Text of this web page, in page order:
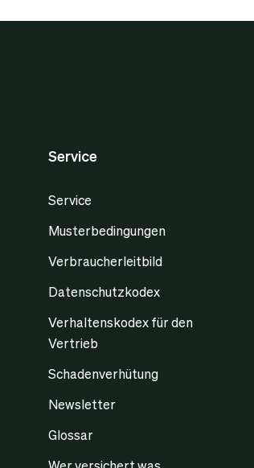
Service
Service
Musterbedingungen
Verbraucherleitbild
Datenschutzkodex
Verhaltenskodex für den
Vertrieb
Schadenverhütung
Newsletter
Glossar